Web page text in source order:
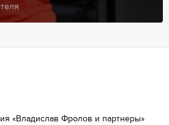
«Владислав Фролов и партнеры»